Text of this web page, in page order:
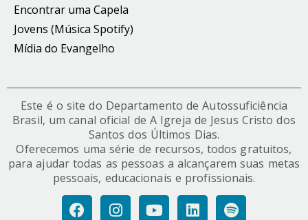
Encontrar uma Capela
Jovens (Música Spotify)
Mídia do Evangelho
Este é o site do Departamento de Autossuficiência
Brasil, um canal oficial de A Igreja de Jesus Cristo dos
Santos dos Últimos Dias.
Oferecemos uma série de recursos, todos gratuitos,
para ajudar todas as pessoas a alcançarem suas metas
pessoais, educacionais e profissionais.